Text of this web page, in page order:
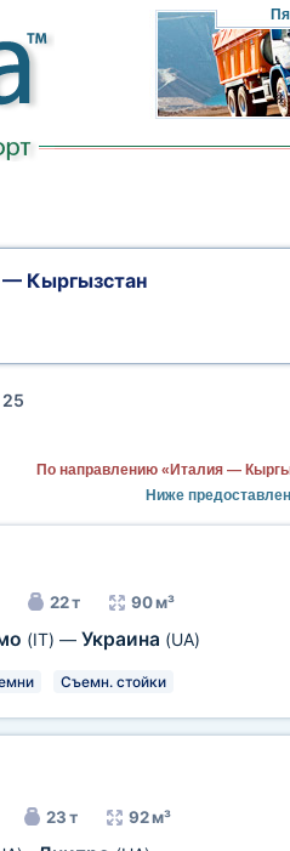
— Кыргызстан
25
По направлению «Италия —
Ниже
22 т 90 м³
(IT) — Украина (UA)
Съемн. стойки
23 т 92 м³